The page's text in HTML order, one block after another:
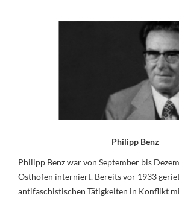
Philipp Benz
Philipp Benz war von September bis
Osthofen interniert. Bereits vor 1933
antifaschistischen Tätigkeiten in Konflikt